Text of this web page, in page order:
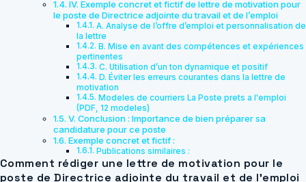
IV. Exemple concret et fictif de lettre de motivation pour
le poste de Directrice adjointe du travail et de l’emploi
A. Analyse de l’offre d’emploi et personnalisation de
la lettre
B. Mise en avant des compétences et expériences
pertinentes
C. Utilisation d’un ton dynamique et positif
D. Éviter les erreurs courantes dans la lettre de
motivation
Modeles de courriers La Poste prets a l'emploi
(PDF, 12 modeles)
V. Conclusion : Importance de bien préparer sa
candidature pour ce poste
Exemple concret et fictif :
Publications similaires :
Comment rédiger une lettre de motivation pour le
poste de Directrice adjointe du travail et de l’emploi